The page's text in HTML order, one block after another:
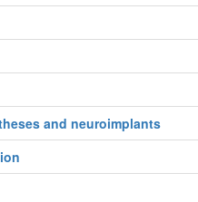
and neuroimplants